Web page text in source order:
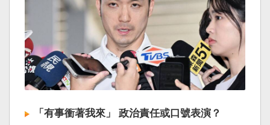
「有事衝著我來」 政治責任或口號表演？